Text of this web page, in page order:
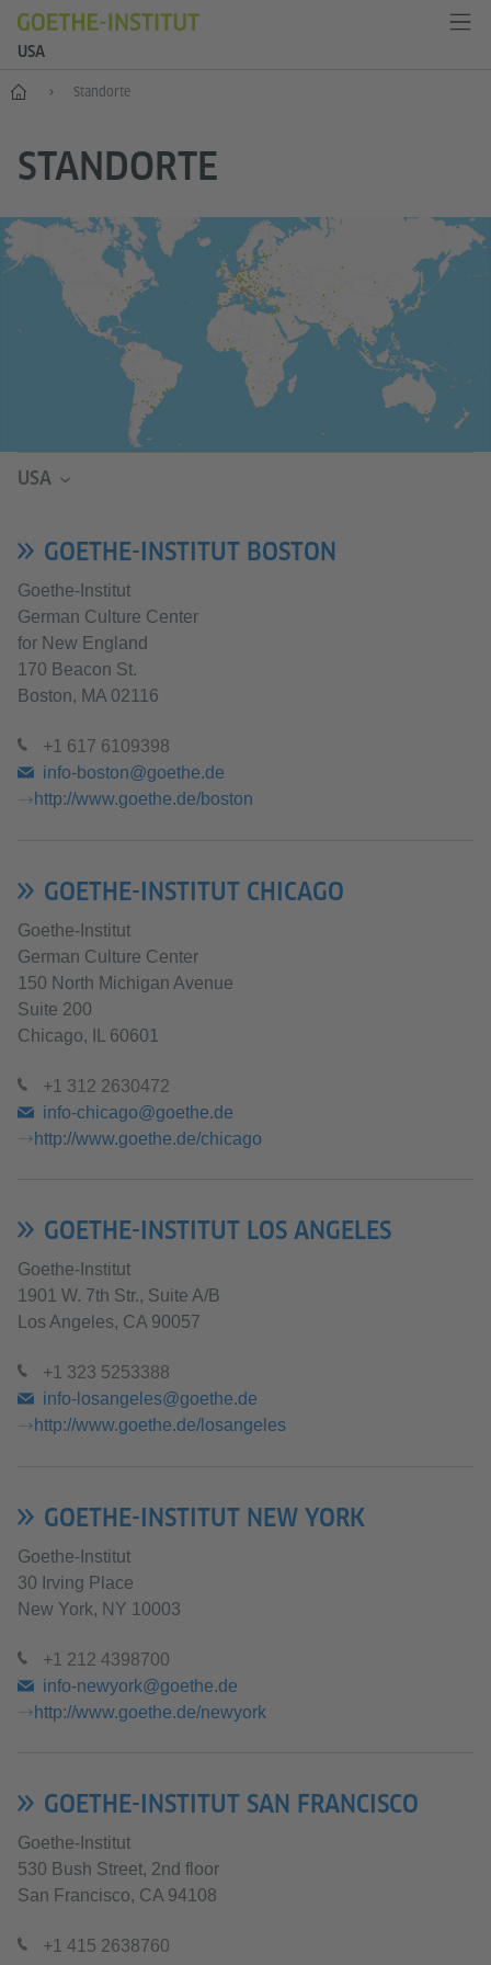
USA
Start Standorte
STANDORTE
USA
GOETHE-INSTITUT BOSTON
Goethe-Institut
German Culture Center
for New England
170 Beacon St.
Boston, MA 02116
+1 617 6109398
info-boston@goethe.de
http://www.goethe.de/boston
GOETHE-INSTITUT CHICAGO
Goethe-Institut
German Culture Center
150 North Michigan Avenue
Suite 200
Chicago, IL 60601
+1 312 2630472
info-chicago@goethe.de
http://www.goethe.de/chicago
GOETHE-INSTITUT LOS ANGELES
Goethe-Institut
1901 W. 7th Str., Suite A/B
Los Angeles, CA 90057
+1 323 5253388
info-losangeles@goethe.de
http://www.goethe.de/losangeles
GOETHE-INSTITUT NEW YORK
Goethe-Institut
30 Irving Place
New York, NY 10003
+1 212 4398700
info-newyork@goethe.de
http://www.goethe.de/newyork
GOETHE-INSTITUT SAN FRANCISCO
Goethe-Institut
530 Bush Street, 2nd floor
San Francisco, CA 94108
+1 415 2638760